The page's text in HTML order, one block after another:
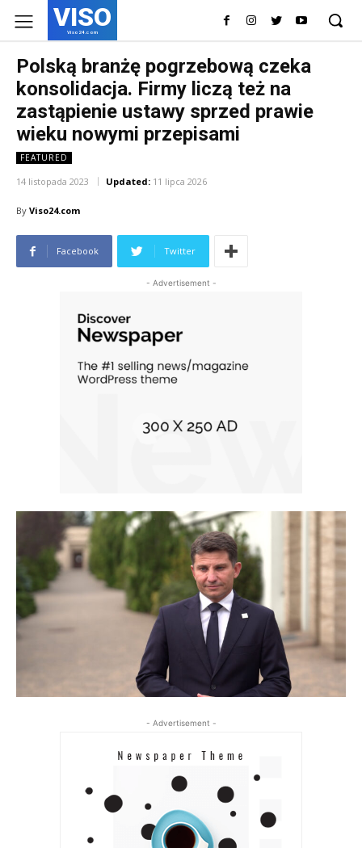
VISO
Viso24.com
Polską branżę pogrzebową czeka
konsolidacja. Firmy liczą też na
zastąpienie ustawy sprzed prawie
wieku nowymi przepisami
FEATURED
14 listopada 2023 Updated: 11 lipca 2026
By Viso24.com
Facebook Twitter
- Advertisement -
- Advertisement -